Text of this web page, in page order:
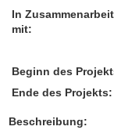
In Zusammenarbeit
mit:
Beginn des
Ende des Projekts:
Beschreibung: